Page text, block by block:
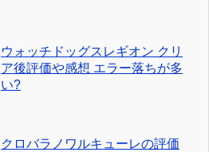
ウォッチドッグスレギオン クリ
ア後評価や感想 エラー落ちが多
い?
クロバラノワルキューレの評価